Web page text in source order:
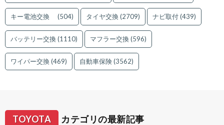
キー電池交換 (504) タイヤ交換(2709) ナビ取付(439)
バッテリー交換(1110) マフラー交換(596)
ワイパー交換(469) 自動車保険(3562)
TOYOTA カテゴリの最新記事